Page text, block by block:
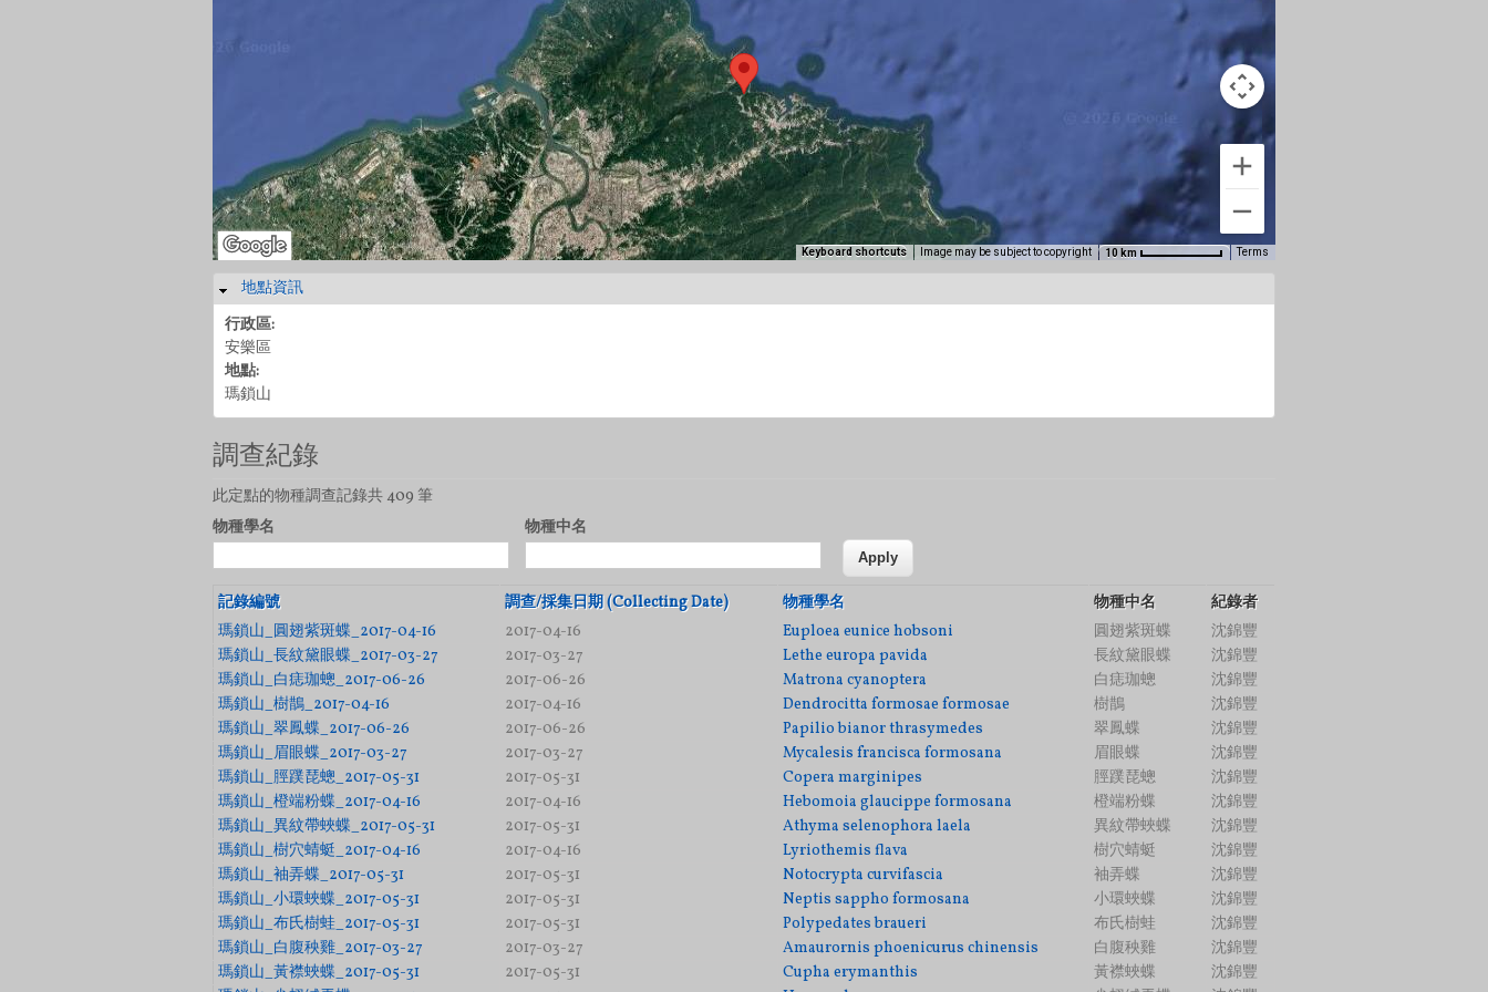
Keyboard shortcuts Image may be subject to copyright 10 km Terms
隱藏
地點資訊
行政區:
安樂區
地點:
瑪鎖山
調查紀錄
此定點的物種調查記錄共 409 筆
物種學名
物種中名
記錄編號 調查/採集日期 (Collecting Date) 物種學名 物種中名
紀錄者
瑪鎖山_圓翅紫斑蝶_2017-04-16
2017-04-16 Euploea eunice hobsoni 圓翅紫斑蝶
沈錦豐
瑪鎖山_長紋黛眼蝶_2017-03-27
2017-03-27 Lethe europa pavida 長紋黛眼蝶
沈錦豐
瑪鎖山_白痣珈蟌_2017-06-26
2017-06-26 Matrona cyanoptera 白痣珈蟌
沈錦豐
瑪鎖山_樹鵲_2017-04-16
2017-04-16 Dendrocitta formosae formosae 樹鵲
沈錦豐
瑪鎖山_翠鳳蝶_2017-06-26
2017-06-26 Papilio bianor thrasymedes 翠鳳蝶
沈錦豐
瑪鎖山_眉眼蝶_2017-03-27
2017-03-27 Mycalesis francisca formosana 眉眼蝶
沈錦豐
瑪鎖山_脛蹼琵蟌_2017-05-31
2017-05-31 Copera marginipes 脛蹼琵蟌
沈錦豐
瑪鎖山_橙端粉蝶_2017-04-16
2017-04-16 Hebomoia glaucippe formosana 橙端粉蝶
沈錦豐
瑪鎖山_異紋帶蛺蝶_2017-05-31
2017-05-31 Athyma selenophora laela 異紋帶蛺蝶
沈錦豐
瑪鎖山_樹穴蜻蜓_2017-04-16
2017-04-16 Lyriothemis flava 樹穴蜻蜓
沈錦豐
瑪鎖山_袖弄蝶_2017-05-31
2017-05-31 Notocrypta curvifascia 袖弄蝶
沈錦豐
瑪鎖山_小環蛺蝶_2017-05-31
2017-05-31 Neptis sappho formosana 小環蛺蝶
沈錦豐
瑪鎖山_布氏樹蛙_2017-05-31
2017-05-31 Polypedates braueri 布氏樹蛙
沈錦豐
瑪鎖山_白腹秧雞_2017-03-27
2017-03-27 Amaurornis phoenicurus chinensis 白腹秧雞
沈錦豐
瑪鎖山_黃襟蛺蝶_2017-05-31
2017-05-31 Cupha erymanthis 黃襟蛺蝶
沈錦豐